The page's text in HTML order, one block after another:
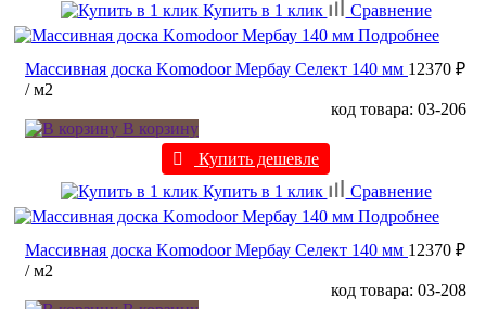
Купить в 1 клик
Сравнение
Подробнее
Массивная доска Komodoor Мербау Селект 140 мм 12370 ₽
/ м2
код товара: 03-206
В корзину
Купить дешевле
Купить в 1 клик
Сравнение
Подробнее
Массивная доска Komodoor Мербау Селект 140 мм 12370 ₽
/ м2
код товара: 03-208